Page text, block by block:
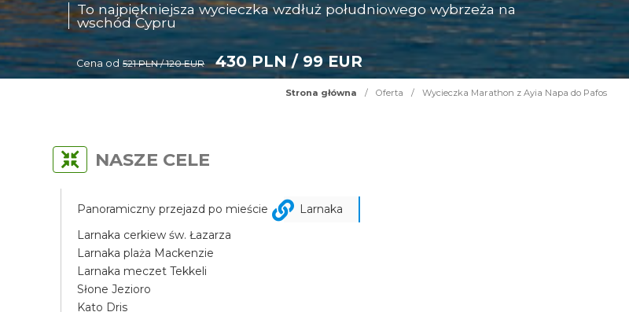
To najpiękniejsza wycieczka wzdłuż południowego wybrzeża na
wschód Cypru
Cena od 521 PLN / 120 EUR 430 PLN / 99 EUR
Strona główna / Oferta / Wycieczka Marathon z Ayia Napa do Pafos
NASZE CELE
Panoramiczny przejazd po mieście
Larnaka
Larnaka cerkiew św. Łazarza
Larnaka plaża Mackenzie
Larnaka meczet Tekkeli
Słone Jezioro
Kato Dris